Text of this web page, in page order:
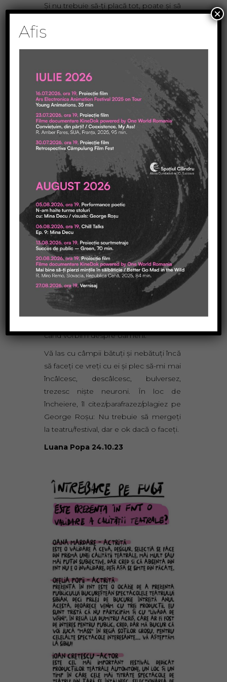
Şi nu trebuie să-ţi placă tot, poate şi să
acord cu spectacolul x sau z în
făcut nimic, despre care recunoşti că e
foarte bun, dar pe tine te scoate din
sărite. Ce, de membrii familiei tale îţi
place de toţi la fel? Toate acţiunile,
activităţile pe care le faci, gândurile
care-ţi trec prin cap, sunt toate
perfecte şi perle de înţelepciune şi
măiestrie? Dar toate, puse la cap la
cap, îţi creează un contur, îţi definesc
un parcurs, în cele mai fericite cazuri te
învaţă nişte lucruri. E viaţa. Aşa şi un
festival. Unii pot să cârcotească, alţii
pot să se entuziasmeze, unii să-i
ignore cu desăvârşire existenţa, alţii să
vină pentru ca să nu fie ei ignoraţi, unii
pentru poze, alţii pentru teatru. Un
festival, oricare ar fi el, nu e o valoare
absolută, e o construcţie pe baza unei
viziuni, a unui context, a unor puncte
de interes într-un moment dat.
când vorbim despre oameni.
Vă las cu câmpii bătuţi şi nebătuţi încă
să faceţi ce vreţi cu ei şi plec să-mi mai
încâlcesc, descâlcesc, bulversez,
trezesc nişte neuroni. În loc de
încheiere, îl citez/parafrazez/plagiez pe
George Roşu: Nu trebuie să mergeţi
la teatru/festival, dar e ok dacă o faceţi.
Luana Popa 24.10.23
Afis
×